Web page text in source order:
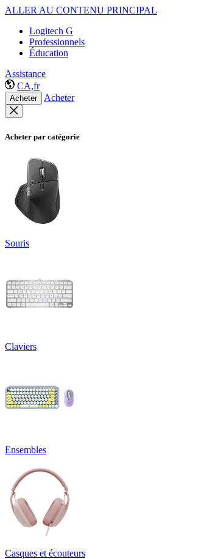
ALLER AU CONTENU PRINCIPAL
Logitech G
Professionnels
Éducation
Assistance
CA,fr
Acheter Acheter
Acheter par catégorie
Souris
Claviers
Ensembles
Casques et écouteurs